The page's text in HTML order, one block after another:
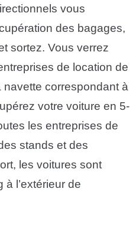
vous
des bagages,
sortez. Vous verrez
de location de
correspondant à
votre voiture en 5-
les entreprises de
stands et des
les voitures sont
l’extérieur de